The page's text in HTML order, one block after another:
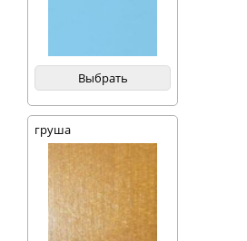
Выбрать
груша